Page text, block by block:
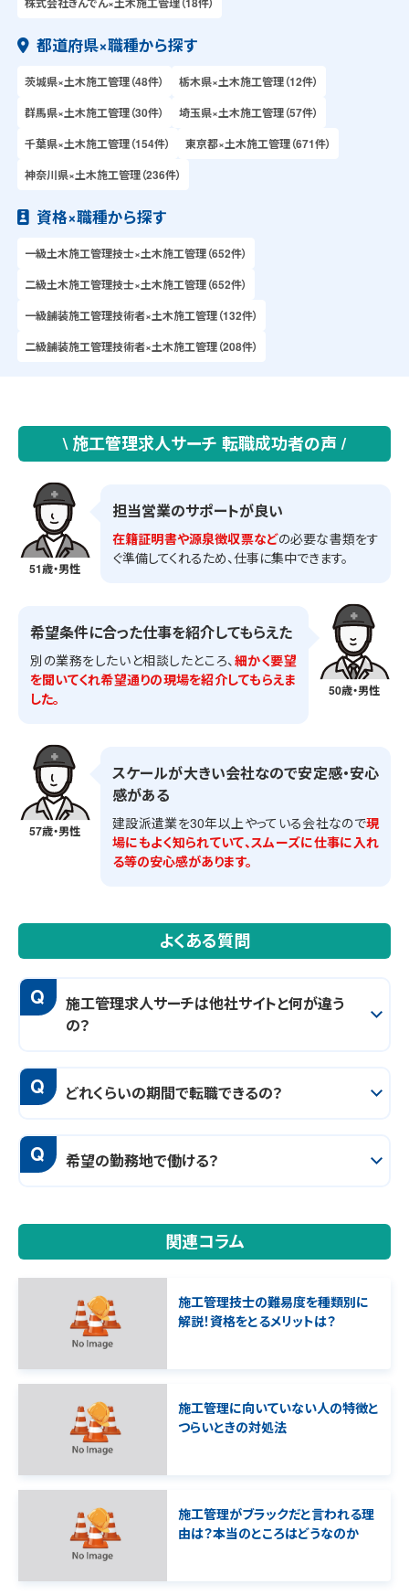
都道府県×職種から探す
茨城県×土木施工管理（48件）
栃木県×土木施工管理（12件）
群馬県×土木施工管理（30件）
埼玉県×土木施工管理（57件）
千葉県×土木施工管理（154件）
東京都×土木施工管理（671件）
神奈川県×土木施工管理（236件）
資格×職種から探す
一級土木施工管理技士×土木施工管理（652件）
二級土木施工管理技士×土木施工管理（652件）
一級舗装施工管理技術者×土木施工管理（132件）
二級舗装施工管理技術者×土木施工管理（208件）
\ 施工管理求人サーチ 転職成功者の声 /
51歳・男性
担当営業のサポートが良い
在籍証明書や源泉徴収票などの必要な書類をす
ぐ準備してくれるため、仕事に集中できます。
50歳・男性
希望条件に合った仕事を紹介してもらえた
別の業務をしたいと相談したところ、 細かく要望
を聞いてくれ希望通りの現場を紹介してもらえま
した。
57歳・男性
スケールが大きい会社なので安定感・安心
感がある
建設派遣業を30年以上やっている会社なので現
場にもよく知られていて、スムーズに仕事に入れ
る等の安心感があります。
よくある質問
Q
施工管理求人サーチは他社サイトと何が違う
の？
Q どれくらいの期間で転職できるの？
Q 希望の勤務地で働ける？
関連コラム
施工管理技士の難易度を種類別に
解説！資格をとるメリットは？
施工管理に向いていない人の特徴と
つらいときの対処法
施工管理がブラックだと言われる理
由は？本当のところはどうなのか